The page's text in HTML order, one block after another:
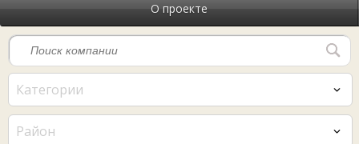
О проекте
Категории
Район